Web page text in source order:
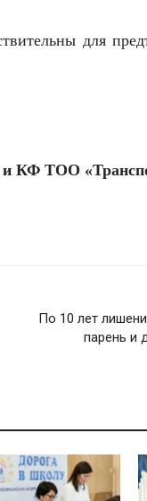
для
и КФ ТОО
По 10 лет
парень и